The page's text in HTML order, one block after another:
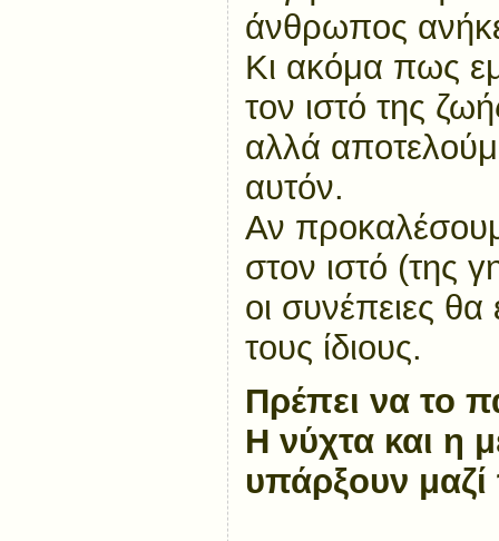
άνθρωπος
Κι ακόμα πως
τον ιστό της
αλλά
αυτόν.
Αν
στον ιστό (της
οι συνέπειες
τους ίδιους.
Πρέπει να το
Η νύχτα και η
υπάρξουν μαζί